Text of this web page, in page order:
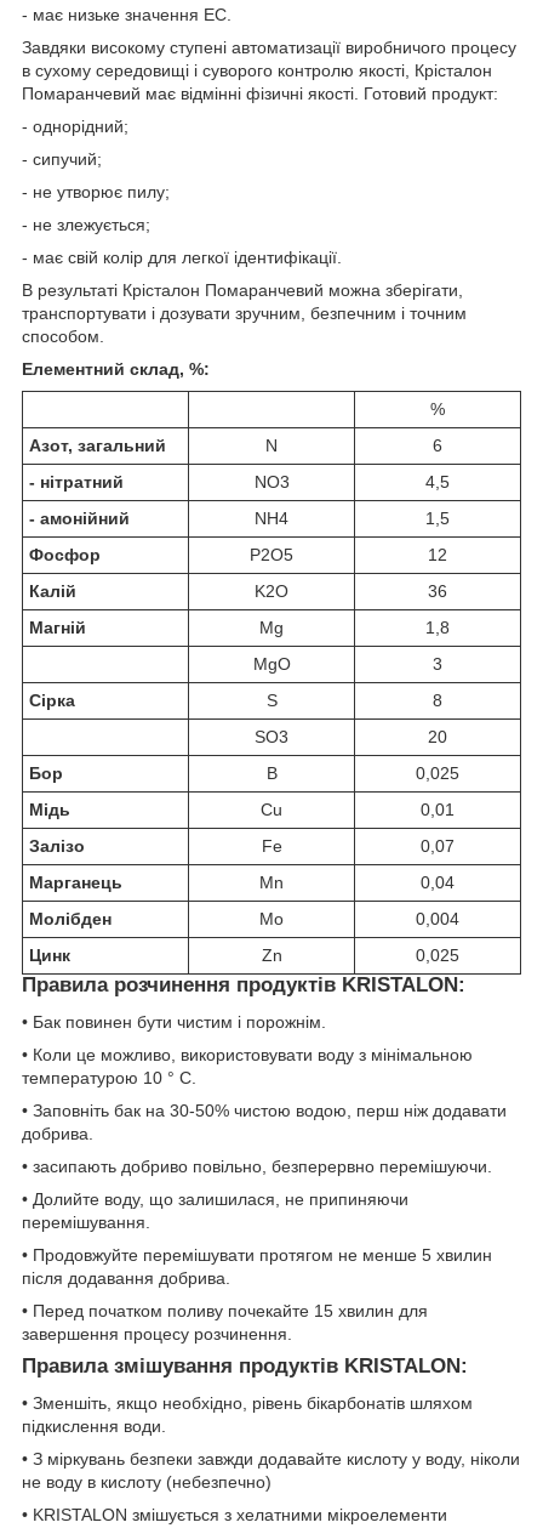
- має низьке значення EC.
Завдяки високому ступені автоматизації виробничого процесу
в сухому середовищі і суворого контролю якості, Крісталон
Помаранчевий має відмінні фізичні якості. Готовий продукт:
- однорідний;
- сипучий;
- не утворює пилу;
- не злежується;
- має свій колір для легкої ідентифікації.
В результаті Крісталон Помаранчевий можна зберігати,
транспортувати і дозувати зручним, безпечним і точним
способом.
Елементний склад, %:
%
Азот, загальний N
6
- нітратний
NO3
4,5
- амонійний
NH4
1,5
Фосфор
P2O5
12
Калій
K2O
36
Магній
Mg
1,8
MgO
3
Сірка
S
8
SO3
20
Бор
B
0,025
Мідь
Cu
0,01
Залізо
Fe
0,07
Марганець
Mn
0,04
Молібден
Mo
0,004
Цинк
Zn 0,025
Правила розчинення продуктів KRISTALON:
• Бак повинен бути чистим і порожнім.
• Коли це можливо, використовувати воду з мінімальною
температурою 10 ° C.
• Заповніть бак на 30-50% чистою водою, перш ніж додавати
добрива.
• засипають добриво повільно, безперервно перемішуючи.
• Долийте воду, що залишилася, не припиняючи
перемішування.
• Продовжуйте перемішувати протягом не менше 5 хвилин
після додавання добрива.
• Перед початком поливу почекайте 15 хвилин для
завершення процесу розчинення.
Правила змішування продуктів KRISTALON:
• Зменшіть, якщо необхідно, рівень бікарбонатів шляхом
підкислення води.
• З міркувань безпеки завжди додавайте кислоту у воду, ніколи
не воду в кислоту (небезпечно)
• KRISTALON змішується з хелатними мікроелементи